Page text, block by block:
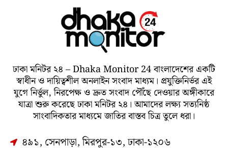
ঢাকা মনিটর ২৪ – Dhaka Monitor 24 বাংলাদেশের একটি
স্বাধীন ও দায়িত্বশীল অনলাইন সংবাদ মাধ্যম। প্রযুক্তিনির্ভর এই
যুগে নির্ভুল, নিরপেক্ষ ও দ্রুত সংবাদ পৌঁছে দেওয়ার অঙ্গীকারে
যাত্রা শুরু করেছে ঢাকা মনিটর ২৪। আমাদের লক্ষ্য সত্যনিষ্ঠ
সাংবাদিকতার মাধ্যমে জাতির বাস্তব চিত্র তুলে ধরা।
৪৯১, সেনপাড়া, মিরপুর-১৩, ঢাকা-১২০৬